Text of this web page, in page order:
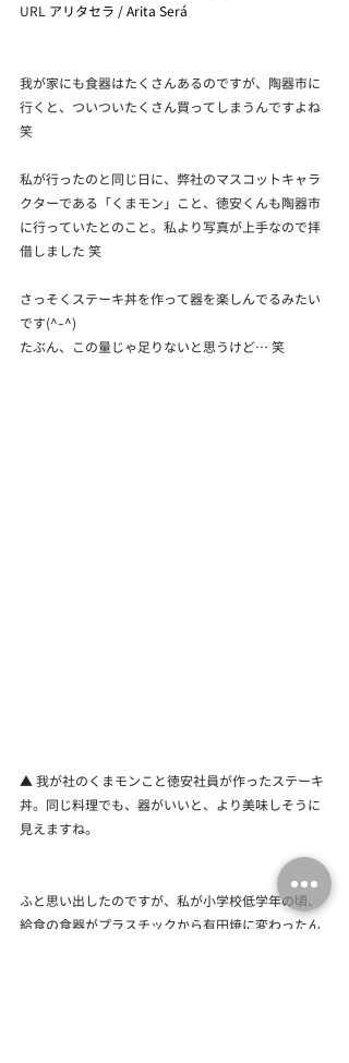
URL アリタセラ / Arita Será
我が家にも食器はたくさんあるのですが、陶器市に
行くと、ついついたくさん買ってしまうんですよね
笑
私が行ったのと同じ日に、弊社のマスコットキャラ
クターである「くまモン」こと、徳安くんも陶器市
に行っていたとのこと。私より写真が上手なので拝
借しました 笑
さっそくステーキ丼を作って器を楽しんでるみたい
です(^-^)
たぶん、この量じゃ足りないと思うけど… 笑
▲ 我が社のくまモンこと徳安社員が作ったステーキ
丼。同じ料理でも、器がいいと、より美味しそうに
見えますね。
ふと思い出したのですが、私が小学校低学年の頃、
給食の食器がプラスチックから有田焼に変わったん